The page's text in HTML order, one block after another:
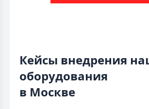
Кейсы внедрения
оборудования
в Москве